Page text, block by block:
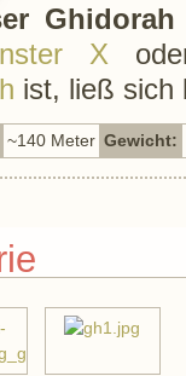
Ghidorah
X
ist, ließ sich
~140 Meter Gewicht: